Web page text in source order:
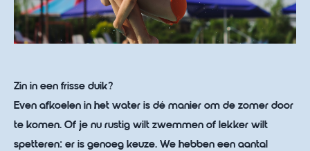
Zin in een frisse duik?
Even afkoelen in het water is dé manier om de zomer door
te komen. Of je nu rustig wilt zwemmen of lekker wilt
spetteren: er is genoeg keuze. We hebben een aantal